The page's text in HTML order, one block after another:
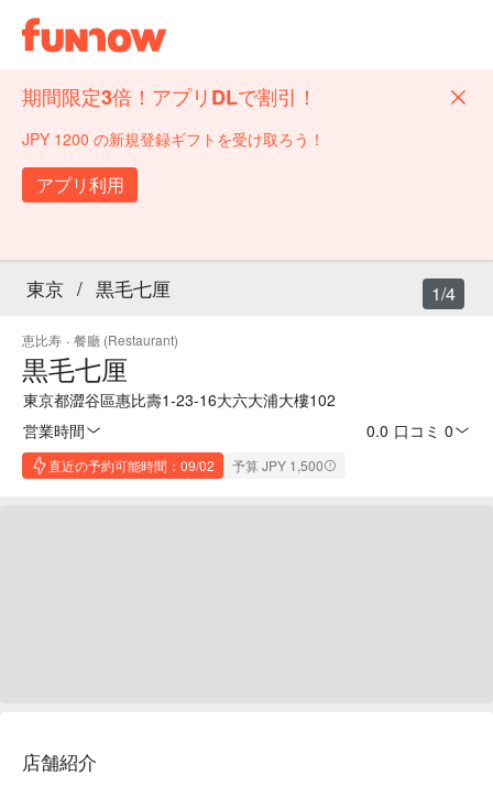
期間限定3倍！アプリDLで割引！
JPY 1200 の新規登録ギフトを受け取ろう！
アプリ利用
東京 / 黒毛七厘
恵比寿 · 餐廳 (Restaurant)
黒毛七厘
東京都澀谷區惠比壽1-23-16大六大浦大樓102
営業時間
0.0 口コミ 0
直近の予約可能時間：09/02 予算 JPY 1,500
1/4
店舗紹介